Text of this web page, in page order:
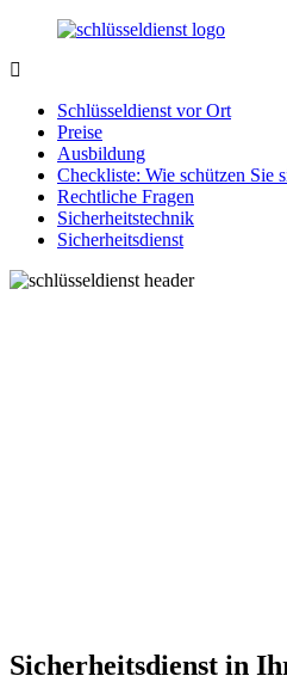
Zurück
Inhalt
Notlage
wird
gelöst!
Schlüsseldienst vor Ort
Preise
Ausbildung
Checkliste: Wie schützen Sie
Rechtliche Fragen
Sicherheitstechnik
Sicherheitsdienst
Sicherheitsdienst in